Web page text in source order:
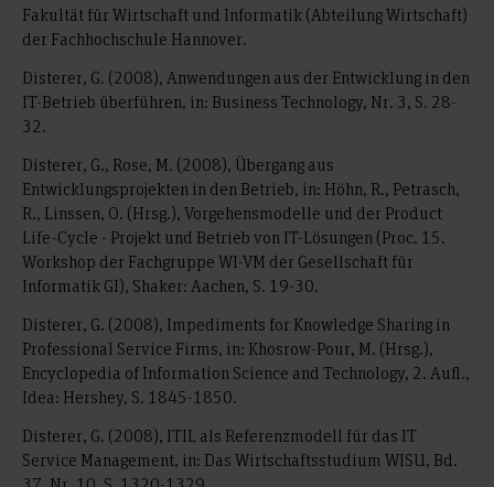
Fakultät für Wirtschaft und Informatik (Abteilung Wirtschaft)
der Fachhochschule Hannover.
Disterer, G. (2008), Anwendungen aus der Entwicklung in den
IT-Betrieb überführen, in: Business Technology, Nr. 3, S. 28-
32.
Disterer, G., Rose, M. (2008), Übergang aus
Entwicklungsprojekten in den Betrieb, in: Höhn, R., Petrasch,
R., Linssen, O. (Hrsg.), Vorgehensmodelle und der Product
Life-Cycle - Projekt und Betrieb von IT-Lösungen (Proc. 15.
Workshop der Fachgruppe WI-VM der Gesellschaft für
Informatik GI), Shaker: Aachen, S. 19-30.
Disterer, G. (2008), Impediments for Knowledge Sharing in
Professional Service Firms, in: Khosrow-Pour, M. (Hrsg.),
Encyclopedia of Information Science and Technology, 2. Aufl.,
Idea: Hershey, S. 1845-1850.
Disterer, G. (2008), ITIL als Referenzmodell für das IT
Service Management, in: Das Wirtschaftsstudium WISU, Bd.